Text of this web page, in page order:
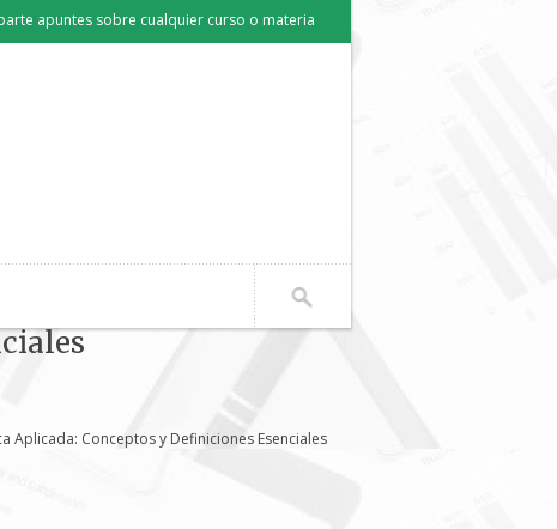
apuntes sobre cualquier curso o materia
Aplicada: Conceptos y Definiciones Esenciales